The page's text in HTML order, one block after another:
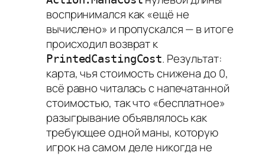
воспринимался как «ещё не
вычислено» и пропускался — в итоге
происходил возврат к
PrintedCastingCost. Результат:
карта, чья стоимость снижена до 0,
всё равно читалась с напечатанной
стоимостью, так что «бесплатное»
разыгрывание объявлялось как
требующее одной маны, которую
игрок на самом деле никогда не